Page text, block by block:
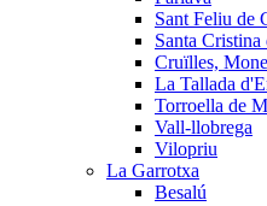
Sant Feliu de
Santa
Cruïlles,
La Tallada
Torroella de
Vall-llobrega
Vilopriu
La Garrotxa
Besalú